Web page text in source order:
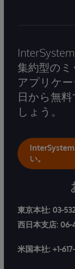
集約型の
アプリケ
日から無
しょう。
い。
東京本社: 03-
西日本支店: 06-
米国本社: +1-